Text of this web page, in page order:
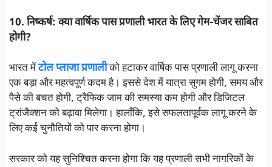
10. निष्कर्ष: क्या वार्षिक पास प्रणाली भारत के लिए गेम-चेंजर साबित
होगी?
भारत मेंटोल प्लाजा प्रणालीको हटाकर वार्षिक पास प्रणाली लागू करना
एक बड़ा और महत्वपूर्ण कदम है। इससे देश में यात्रा सुगम होगी, समय और
पैसे की बचत होगी, ट्रैफिक जाम की समस्या कम होगी और डिजिटल
ट्रांजैक्शन को बढ़ावा मिलेगा। हालाँकि, इसे सफलतापूर्वक लागू करने के
लिए कई चुनौतियों को पार करना होगा।
सरकार को यह सुनिश्चित करना होगा कि यह प्रणाली सभी नागरिकों के